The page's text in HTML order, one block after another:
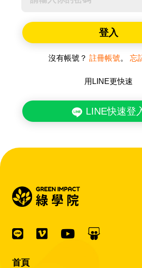
登入
沒有帳號？ 註冊帳號。 忘
用LINE更快速
LINE快速登
首頁